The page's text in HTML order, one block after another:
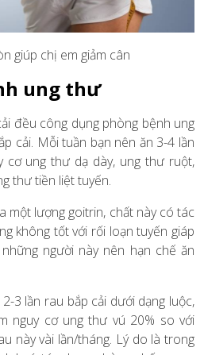
giúp chị em giảm cân
ung thư
đều công dụng phòng bệnh ung
cải. Mỗi tuần bạn nên ăn 3-4 lần
cơ ung thư dạ dày, ung thư ruột,
thư tiền liệt tuyến.
một lượng goitrin, chất này có tác
không tốt với rối loạn tuyến giáp
người này nên hạn chế ăn
3 lần rau bắp cải dưới dạng luộc,
nguy cơ ung thư vú 20% so với
này vài lần/tháng. Lý do là trong